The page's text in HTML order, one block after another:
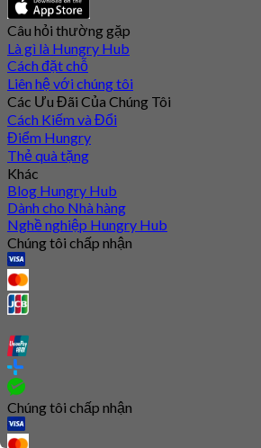
Câu hỏi thường gặp
Là gì là Hungry Hub
Cách đặt chỗ
Liên hệ với chúng tôi
Các Ưu Đãi Của Chúng Tôi
Cách Kiếm và Đổi
Điểm Hungry
Thẻ quà tặng
Khác
Blog Hungry Hub
Dành cho Nhà hàng
Nghề nghiệp Hungry Hub
Chúng tôi chấp nhận
Chúng tôi chấp nhận